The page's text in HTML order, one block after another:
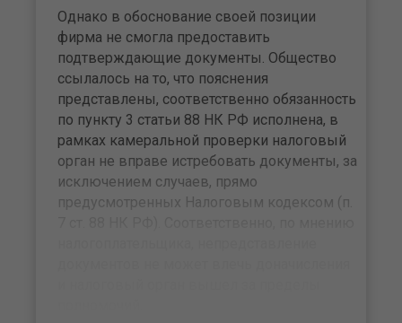
Однако в обоснование своей позиции
фирма не смогла предоставить
подтверждающие документы. Общество
ссылалось на то, что пояснения
представлены, соответственно обязанность
по пункту 3 статьи 88 НК РФ исполнена, в
рамках камеральной проверки налоговый
орган не вправе истребовать документы, за
исключением случаев, прямо
предусмотренных Налоговым кодексом (п.